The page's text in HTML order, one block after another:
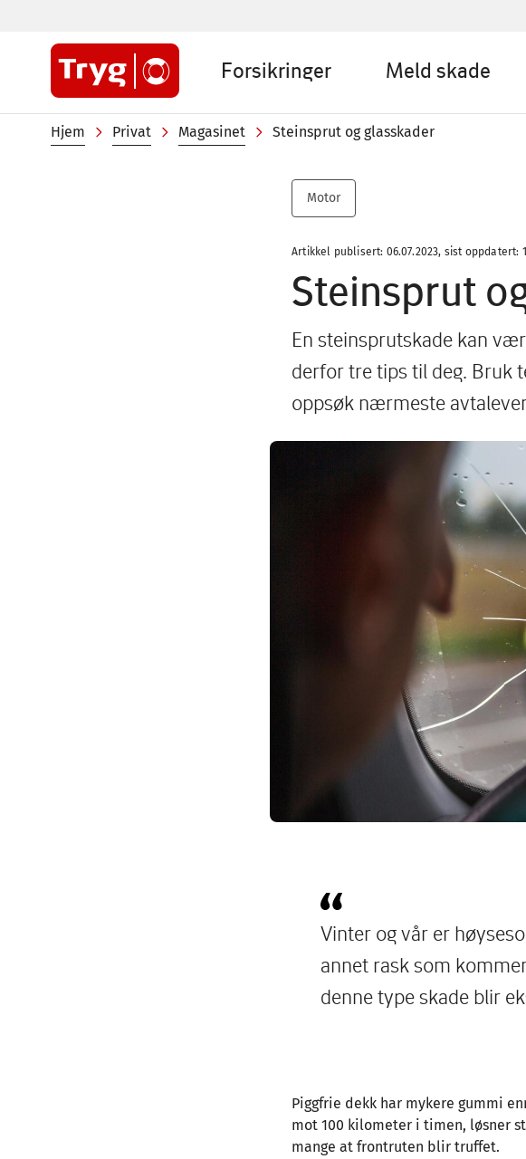
hovedinnhold
Sub
Private
Forsikringer Meld skade
Navigasjonssti
Hjem Privat Magasinet Steinsprut og glasskader
Motor
Artikkel publisert: 06.07.2023, sist oppdatert:
Image
Steinsprut
En steinsprutskade kan
derfor tre tips til deg. Bruk
oppsøk nærmeste
Vinter og vår er
annet rask som
denne type skade blir
Piggfrie dekk har mykere gummi
mot 100 kilometer i timen, løsner
mange at frontruten blir truffet.